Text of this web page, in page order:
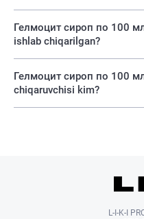
Гелмоцит сироп по 100
ishlab chiqarilgan?
Гелмоцит сироп по 100
chiqaruvchisi kim?
L-I-K-I